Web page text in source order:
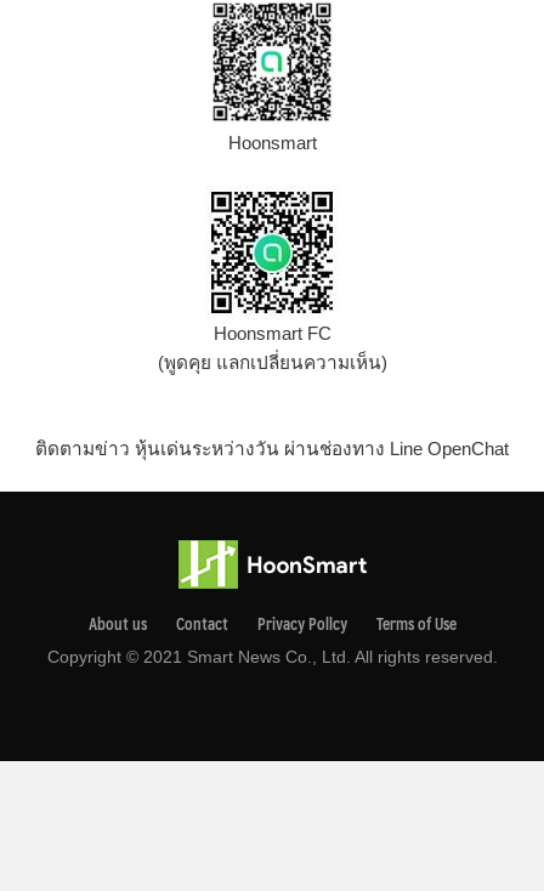
Hoonsmart
Hoonsmart FC
(พูดคุย แลกเปลี่ยนความเห็น)
ติดตามข่าว หุ้นเด่นระหว่างวัน ผ่านช่องทาง Line OpenChat
About us Contact Privacy Pollcy Terms of Use
Copyright © 2021 Smart News Co., Ltd. All rights reserved.